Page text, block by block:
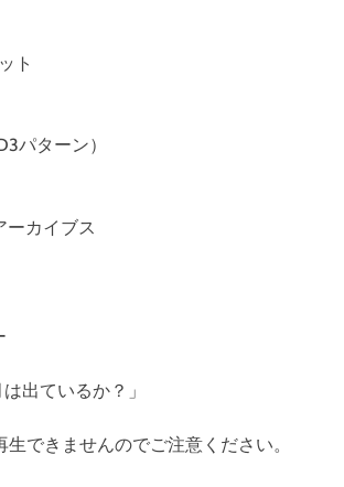
ト
パターン）
ーカイブス
出ているか？」
できませんのでご注意ください。